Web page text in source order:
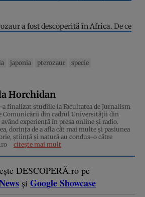
a fost descoperită în Africa. De ce
japonia pterozaur specie
Horchidan
a finalizat studiile la Facultatea de Jurnalism
Comunicării din cadrul Universității din
experiență în presa online și radio.
dorința de a afla cât mai multe și pasiunea
ştiinţă şi natură au condus-o către
citește mai mult
DESCOPERĂ.ro pe
și Google Showcase